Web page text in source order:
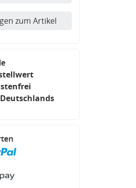
zum Artikel